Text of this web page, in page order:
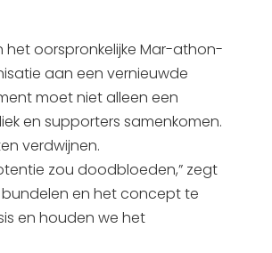
oorspronkelijke Mar-athon-
aan een vernieuwde
moet niet alleen een
en supporters samenkomen.
verdwijnen.
zou doodbloeden,” zegt
bundelen en het concept te
en houden we het